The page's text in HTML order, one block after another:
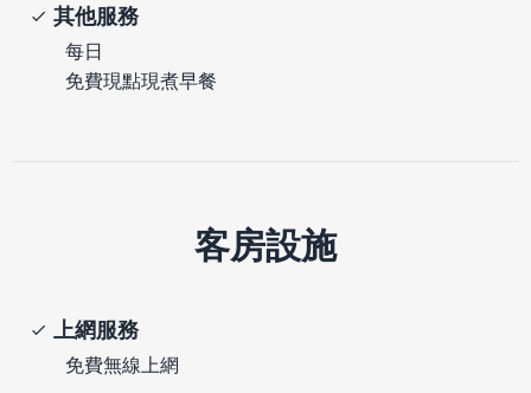
其他服務
每日
免費現點現煮早餐
客房設施
上網服務
免費無線上網